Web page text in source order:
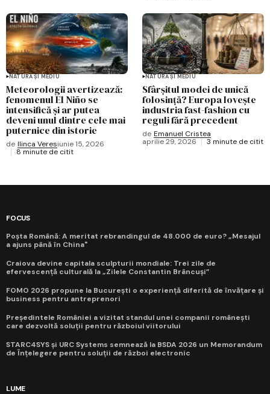
NATURĂ ȘI MEDIU
Meteorologii avertizează:
fenomenul El Niño se
intensifică și ar putea
deveni unul dintre cele mai
puternice din istorie
de Ilinca Veresiunie 15, 2026
8 minute de citit
NATURĂ ȘI MEDIU
Sfârșitul modei de unică
folosință? Europa lovește
industria fast-fashion cu
reguli fără precedent
de Emanuel Cristea
aprilie 29, 2026
3 minute de citit
FOCUS
Poșta Română: A meritat rebrandingul de 48.000 de euro? „Mesajul
a ajuns până în China"
Craiova devine capitala sculpturii mondiale: Trei zile de
efervescență culturală la „Zilele Constantin Brâncuși”
FOMO 2026 propune la București o experiență diferită de învățare și
business pentru antreprenori
Președintele României a vizitat standul unei companii românești
care dezvoltă soluții pentru războiul viitorului
STARC4SYS și URC Systems semnează la BSDA 2026 un Memorandum
de Înțelegere pentru soluții de război electronic
LUME